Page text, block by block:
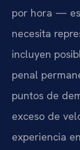
por hora —
necesita
incluyen
penal
puntos de
exceso de
experiencia